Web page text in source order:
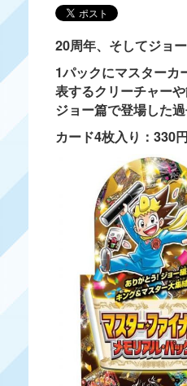
20周年、そしてジョ
1パックにマスターカ
表するクリーチャー
ジョー篇で登場した
カード4枚入り：330